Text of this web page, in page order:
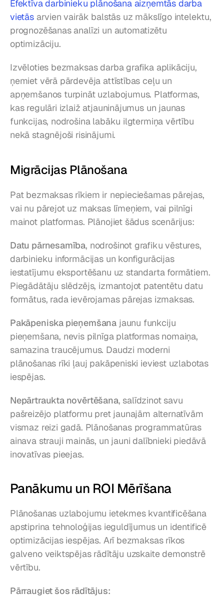
Efektīva darbinieku plānošana aizņemtās darba
vietās arvien vairāk balstās uz mākslīgo intelektu,
prognozēšanas analīzi un automatizētu
optimizāciju.
Izvēloties bezmaksas darba grafika aplikāciju,
ņemiet vērā pārdevēja attīstības ceļu un
apņemšanos turpināt uzlabojumus. Platformas,
kas regulāri izlaiž atjauninājumus un jaunas
funkcijas, nodrošina labāku ilgtermiņa vērtību
nekā stagnējoši risinājumi.
Migrācijas Plānošana
Pat bezmaksas rīkiem ir nepieciešamas pārejas,
vai nu pārejot uz maksas līmeņiem, vai pilnīgi
mainot platformas. Plānojiet šādus scenārijus:
Datu pārnesamība, nodrošinot grafiku vēstures,
darbinieku informācijas un konfigurācijas
iestatījumu eksportēšanu uz standarta formātiem.
Piegādātāju slēdzējs, izmantojot patentētu datu
formātus, rada ievērojamas pārejas izmaksas.
Pakāpeniska pieņemšana jaunu funkciju
pieņemšana, nevis pilnīga platformas nomaiņa,
samazina traucējumus. Daudzi moderni
plānošanas rīki ļauj pakāpeniski ieviest uzlabotas
iespējas.
Nepārtraukta novērtēšana, salīdzinot savu
pašreizējo platformu pret jaunajām alternatīvām
vismaz reizi gadā. Plānošanas programmatūras
ainava strauji mainās, un jauni dalībnieki piedāvā
inovatīvas pieejas.
Panākumu un ROI Mērīšana
Plānošanas uzlabojumu ietekmes kvantificēšana
apstiprina tehnoloģijas ieguldījumus un identificē
optimizācijas iespējas. Arī bezmaksas rīkos
galveno veiktspējas rādītāju uzskaite demonstrē
vērtību.
Pārraugiet šos rādītājus: